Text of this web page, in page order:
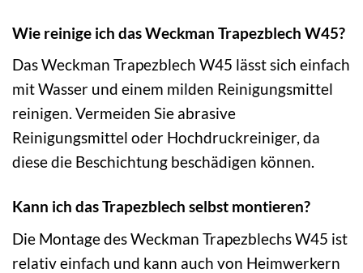
Wie reinige ich das Weckman Trapezblech W45?
Das Weckman Trapezblech W45 lässt sich einfach
mit Wasser und einem milden Reinigungsmittel
reinigen. Vermeiden Sie abrasive
Reinigungsmittel oder Hochdruckreiniger, da
diese die Beschichtung beschädigen können.
Kann ich das Trapezblech selbst montieren?
Die Montage des Weckman Trapezblechs W45 ist
relativ einfach und kann auch von Heimwerkern